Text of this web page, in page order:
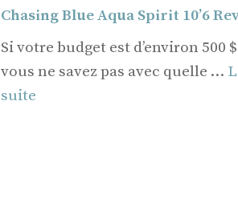
Chasing Blue Aqua Spirit 10’6
Si votre budget est d’environ 500
vous ne savez pas avec quelle …
suite